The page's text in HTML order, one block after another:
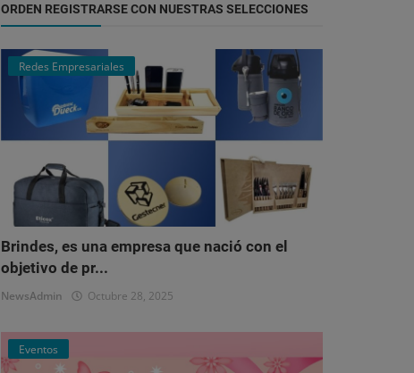
ORDEN REGISTRARSE CON NUESTRAS SELECCIONES
Redes Empresariales
Brindes, es una empresa que nació con el
objetivo de pr...
NewsAdmin Octubre 28, 2025
Eventos